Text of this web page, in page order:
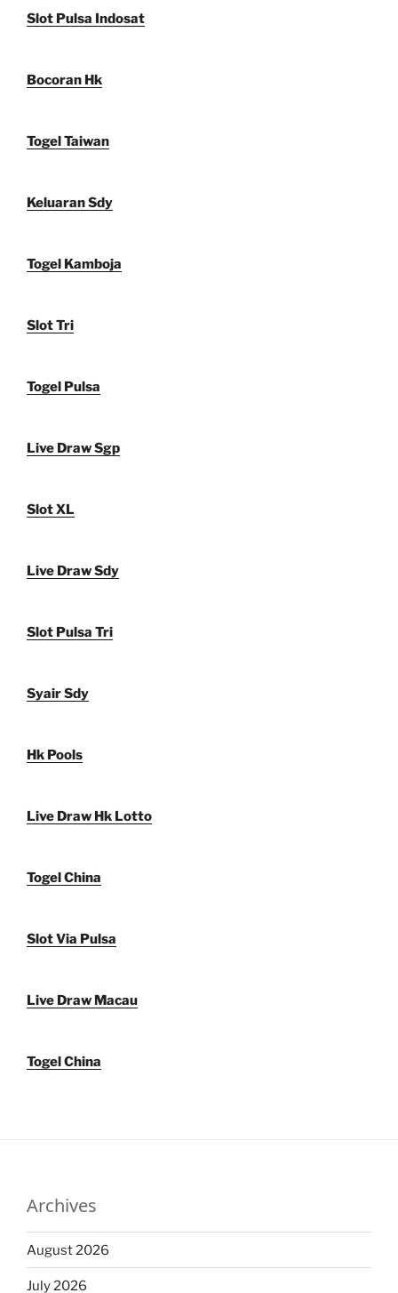
Slot Pulsa Indosat
Bocoran Hk
Togel Taiwan
Keluaran Sdy
Togel Kamboja
Slot Tri
Togel Pulsa
Live Draw Sgp
Slot XL
Live Draw Sdy
Slot Pulsa Tri
Syair Sdy
Hk Pools
Live Draw Hk Lotto
Togel China
Slot Via Pulsa
Live Draw Macau
Togel China
Archives
August 2026
July 2026